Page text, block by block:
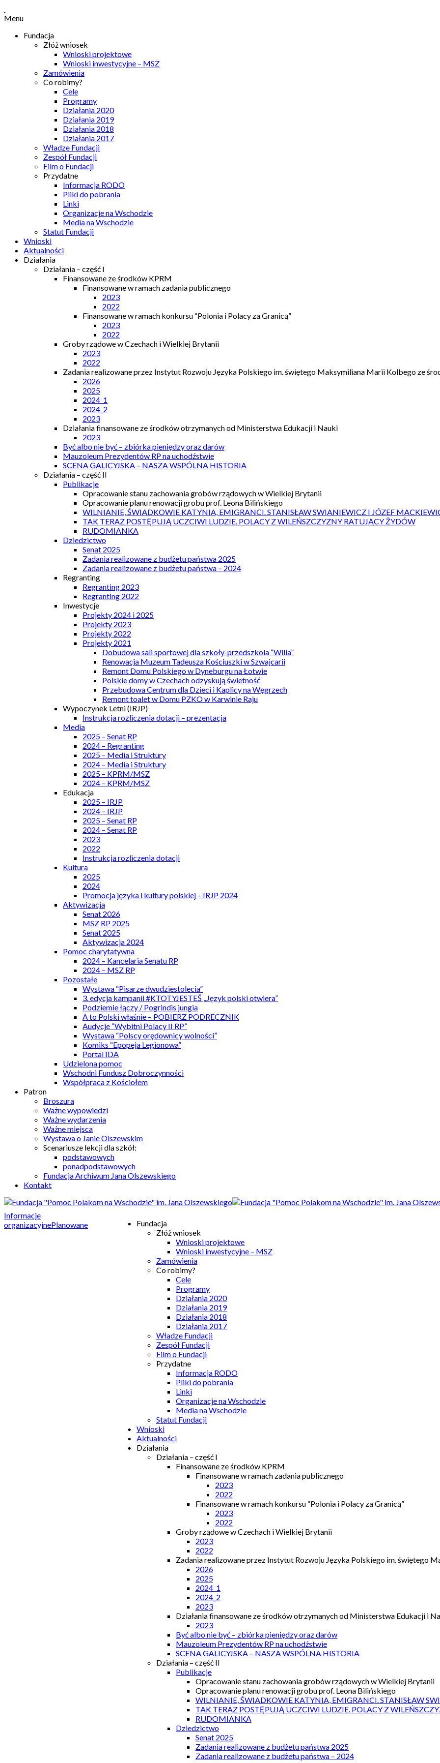
Menu
Fundacja
Złóż wniosek
Wnioski projektowe
Wnioski inwestycyjne – MSZ
Zamówienia
Co robimy?
Cele
Programy
Działania 2020
Działania 2019
Działania 2018
Działania 2017
Władze Fundacji
Zespół Fundacji
Film o Fundacji
Przydatne
Informacja RODO
Pliki do pobrania
Linki
Organizacje na Wschodzie
Media na Wschodzie
Statut Fundacji
Wnioski
Aktualności
Działania
Działania – część I
Finansowane ze środków KPRM
Finansowane w ramach zadania publicznego
2023
2022
Finansowane w ramach konkursu “Polonia i Polacy za Granicą”
2023
2022
Groby rządowe w Czechach i Wielkiej Brytanii
2023
2022
Zadania realizowane przez Instytut Rozwoju Języka Polskiego im. świętego Maksymiliana Marii Kolbego ze
2026
2025
2024_1
2024_2
2023
Działania finansowane ze środków otrzymanych od Ministerstwa Edukacji i Nauki
2023
Być albo nie być – zbiórka pieniędzy oraz darów
Mauzoleum Prezydentów RP na uchodźstwie
SCENA GALICYJSKA – NASZA WSPÓLNA HISTORIA
Działania – część II
Publikacje
Opracowanie stanu zachowania grobów rządowych w Wielkiej Brytanii
Opracowanie planu renowacji grobu prof. Leona Bilińskiego
WILNIANIE, ŚWIADKOWIE KATYNIA, EMIGRANCI. STANISŁAW SWIANIEWICZ I JÓZEF
TAK TERAZ POSTĘPUJĄ UCZCIWI LUDZIE. POLACY Z WILEŃSZCZYZNY RATUJĄCY ŻYDÓW
RUDOMIANKA
Dziedzictwo
Senat 2025
Zadania realizowane z budżetu państwa 2025
Zadania realizowane z budżetu państwa – 2024
Regranting
Regranting 2023
Regranting 2022
Inwestycje
Projekty 2024 i 2025
Projekty 2023
Projekty 2022
Projekty 2021
Dobudowa sali sportowej dla szkoły-przedszkola “Wilia”
Renowacja Muzeum Tadeusza Kościuszki w Szwajcarii
Remont Domu Polskiego w Dyneburgu na Łotwie
Polskie domy w Czechach odzyskują świetność
Przebudowa Centrum dla Dzieci i Kaplicy na Węgrzech
Remont toalet w Domu PZKO w Karwinie Raju
Wypoczynek Letni (IRJP)
Instrukcja rozliczenia dotacji – prezentacja
Media
2025 – Senat RP
2024 – Regranting
2025 – Media i Struktury
2024 – Media i Struktury
2025 – KPRM/MSZ
2024 – KPRM/MSZ
Edukacja
2025 – IRJP
2024 – IRJP
2025 – Senat RP
2024 – Senat RP
2023
2022
Instrukcja rozliczenia dotacji
Kultura
2025
2024
Promocja języka i kultury polskiej – IRJP 2024
Aktywizacja
Senat 2026
MSZ RP 2025
Senat 2025
Aktywizacja 2024
Pomoc charytatywna
2024 – Kancelaria Senatu RP
2024 – MSZ RP
Pozostałe
Wystawa “Pisarze dwudziestolecia”
3. edycja kampanii #KTOTYJESTEŚ „Język polski otwiera”
Podziemie łączy / Pogrindis jungia
A to Polski właśnie – POBIERZ PODRECZNIK
Audycje “Wybitni Polacy II RP”
Wystawa “Polscy orędownicy wolności”
Komiks “Epopeja Legionowa”
Portal IDA
Udzielona pomoc
Wschodni Fundusz Dobroczynności
Współpraca z Kościołem
Patron
Broszura
Ważne wypowiedzi
Ważne wydarzenia
Ważne miejsca
Wystawa o Janie Olszewskim
Scenariusze lekcji dla szkół:
podstawowych
ponadpodstawowych
Fundacja Archiwum Jana Olszewskiego
Kontakt
Fundacja
Złóż wniosek
Wnioski projektowe
Wnioski inwestycyjne – MSZ
Zamówienia
Co robimy?
Cele
Programy
Działania 2020
Działania 2019
Działania 2018
Działania 2017
Władze Fundacji
Zespół Fundacji
Film o Fundacji
Przydatne
Informacja RODO
Pliki do pobrania
Linki
Organizacje na Wschodzie
Media na Wschodzie
Statut Fundacji
Wnioski
Aktualności
Działania
Działania – część I
Finansowane ze środków KPRM
Finansowane w ramach zadania publicznego
2023
2022
Finansowane w ramach konkursu “Polonia i Polacy za Granicą”
2023
2022
Groby rządowe w Czechach i Wielkiej Brytanii
2023
2022
Zadania realizowane przez Instytut Rozwoju Języka Polskiego im. świętego
2026
2025
2024_1
2024_2
2023
Działania finansowane ze środków otrzymanych od Ministerstwa Edukacji i
2023
Być albo nie być – zbiórka pieniędzy oraz darów
Mauzoleum Prezydentów RP na uchodźstwie
SCENA GALICYJSKA – NASZA WSPÓLNA HISTORIA
Działania – część II
Publikacje
Opracowanie stanu zachowania grobów rządowych w Wielkiej Brytanii
Opracowanie planu renowacji grobu prof. Leona Bilińskiego
WILNIANIE, ŚWIADKOWIE KATYNIA, EMIGRANCI. STANISŁAW
TAK TERAZ POSTĘPUJĄ UCZCIWI LUDZIE. POLACY Z
RUDOMIANKA
Dziedzictwo
Senat 2025
Zadania realizowane z budżetu państwa 2025
Zadania realizowane z budżetu państwa – 2024
Informacje
organizacyjnePlanowane